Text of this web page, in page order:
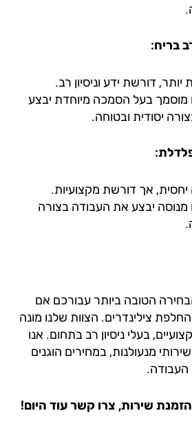
דורשת ידע וניסיון רב.
בעל הסמכה מיוחדת יבצע
ובטוחה.
אך דורשת מקצועיות.
יבצע את העבודה בצורה
הטובה ביותר עבורכם אם
צילינדרים. הצוות שלנו מונה
בעלי ניסיון רב בתחום. אנו
מנעולנות, במחירים הוגנים
שירות, צרו קשר עוד היום!